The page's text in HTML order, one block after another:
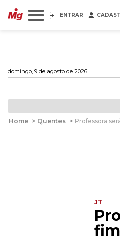
ENTRAR
domingo, 9 de agosto de 2026
Home > Quentes > Professora
JT